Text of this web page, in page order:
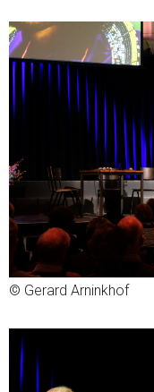
© Gerard Arninkhof